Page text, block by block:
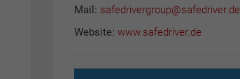
Mail: safedrivergroup@safedriver.de
Website: www.safedriver.de